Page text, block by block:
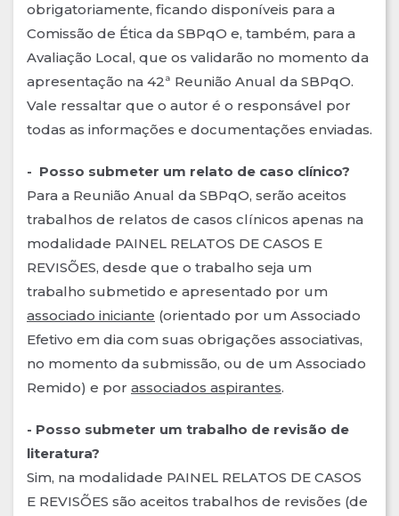
obrigatoriamente, ficando disponíveis para a
Comissão de Ética da SBPqO e, também, para a
Avaliação Local, que os validarão no momento da
apresentação na 42ª Reunião Anual da SBPqO.
Vale ressaltar que o autor é o responsável por
todas as informações e documentações enviadas.
- Posso submeter um relato de caso clínico?
Para a Reunião Anual da SBPqO, serão aceitos
trabalhos de relatos de casos clínicos apenas na
modalidade PAINEL RELATOS DE CASOS E
REVISÕES, desde que o trabalho seja um
trabalho submetido e apresentado por um
associado iniciante (orientado por um Associado
Efetivo em dia com suas obrigações associativas,
no momento da submissão, ou de um Associado
Remido) e por associados aspirantes.
- Posso submeter um trabalho de revisão de
literatura?
Sim, na modalidade PAINEL RELATOS DE CASOS
E REVISÕES são aceitos trabalhos de revisões (de